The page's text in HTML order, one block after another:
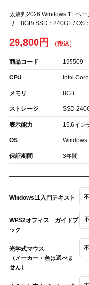
太鼓判2026 Windows 11 ベ
リ：8GB/ SSD：240GB / OS
29,800円
商品コード 195509
CPU Intel
メモリ 8GB
ストレージ SSD
表示能力 15.6イン
OS Windows
保証期間 3年間
Windows11入門テキスト
WPS2オフィス ガイドブ
ック
光学式マウス
（メーカー・色は選べま
せん）